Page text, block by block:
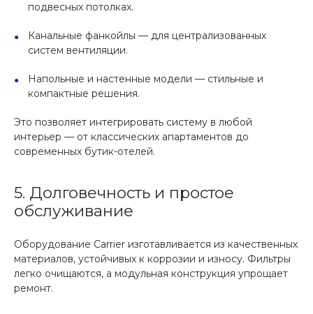
подвесных потолках.
Канальные фанкойлы — для централизованных
систем вентиляции.
Напольные и настенные модели — стильные и
компактные решения.
Это позволяет интегрировать систему в любой
интерьер — от классических апартаментов до
современных бутик-отелей.
5. Долговечность и простое
обслуживание
Оборудование Carrier изготавливается из качественных
материалов, устойчивых к коррозии и износу. Фильтры
легко очищаются, а модульная конструкция упрощает
ремонт.